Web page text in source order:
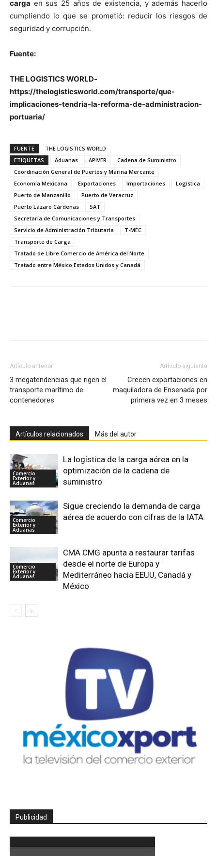
carga en sus 25 años de existencia, y además hacerlo
cumpliendo lo que se prometió: reducir los riesgos de
seguridad y corrupción.
Fuente:
THE LOGISTICS WORLD-
https://thelogisticsworld.com/transporte/que-
implicaciones-tendria-la-reforma-de-administracion-
portuaria/
FUENTE
THE LOGISTICS WORLD
ETIQUETAS
Aduanas APIVER
Cadena de Suministro
Coordinación General de Puertos y Marina Mercante
Economía Mexicana
Exportaciones Importaciones
Logística
Puerto de Manzanillo
Puerto de Veracruz
Puerto Lázaro Cárdenas
SAT
Secretaría de Comunicaciones y Transportes
Servicio de Administración Tributaria
T-MEC
Transporte de Carga
Tratado de Libre Comercio de América del Norte
Tratado entre México Estados Unidos y Canadá
Artículo anterior
3 megatendencias que rigen el
transporte marítimo de
contenedores
Artículo siguiente
Crecen exportaciones en
maquiladora de Ensenada por
primera vez en 3 meses
Artículos relacionados Más del autor
Comercio
Exterior y
Aduanas
La logística de la carga aérea en la
optimización de la cadena de
suministro
Comercio
Exterior y
Aduanas
Sigue creciendo la demanda de carga
aérea de acuerdo con cifras de la IATA
Comercio
Exterior y
Aduanas
CMA CMG apunta a restaurar tarifas
desde el norte de Europa y
Mediterráneo hacia EEUU, Canadá y
México
Publicidad